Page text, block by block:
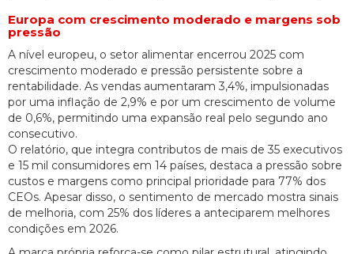
Europa com crescimento moderado e margens sob
pressão
A nível europeu, o setor alimentar encerrou 2025 com
crescimento moderado e pressão persistente sobre a
rentabilidade. As vendas aumentaram 3,4%, impulsionadas
por uma inflação de 2,9% e por um crescimento de volume
de 0,6%, permitindo uma expansão real pelo segundo ano
consecutivo.
O relatório, que integra contributos de mais de 35 executivos
e 15 mil consumidores em 14 países, destaca a pressão sobre
custos e margens como principal prioridade para 77% dos
CEOs. Apesar disso, o sentimento de mercado mostra sinais
de melhoria, com 25% dos líderes a anteciparem melhores
condições em 2026.